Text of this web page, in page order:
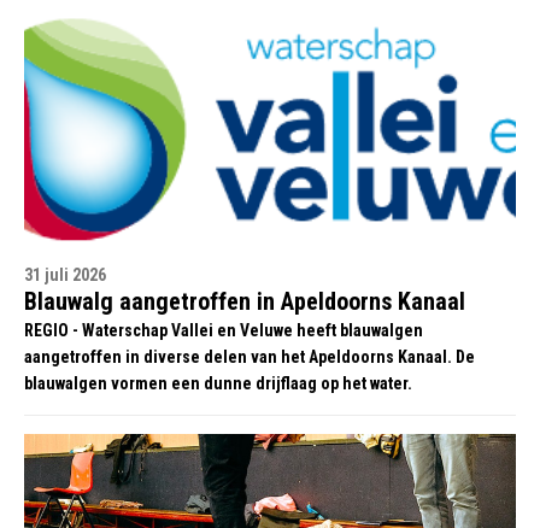
31 juli 2026
Blauwalg aangetroffen in Apeldoorns Kanaal
REGIO - Waterschap Vallei en Veluwe heeft blauwalgen
aangetroffen in diverse delen van het Apeldoorns Kanaal. De
blauwalgen vormen een dunne drijflaag op het water.